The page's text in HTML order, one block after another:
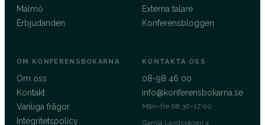
Malmö
Erbjudanden
Externa talare
Konferensbloggen
OM KONFERENSBOKARNA
Om oss
Kontakt
Vanliga frågor
Integritetspolicy
KONTAKTA OSS
08-98 46 00
info@konferensbokarna.se
Mån–fre 08:30–17:00
Gamla Landsvägen 4